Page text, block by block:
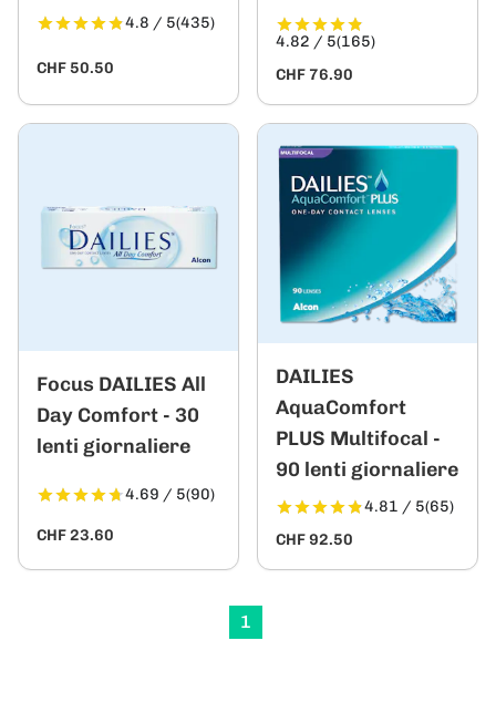
4.8 / 5(435)
CHF 50.50
4.82 / 5(165)
CHF 76.90
Focus DAILIES All
Day Comfort - 30
lenti giornaliere
4.69 / 5(90)
CHF 23.60
DAILIES
AquaComfort
PLUS Multifocal -
90 lenti giornaliere
4.81 / 5(65)
CHF 92.50
1